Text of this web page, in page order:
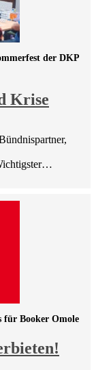
Krise
der DKP
für Booker Omole